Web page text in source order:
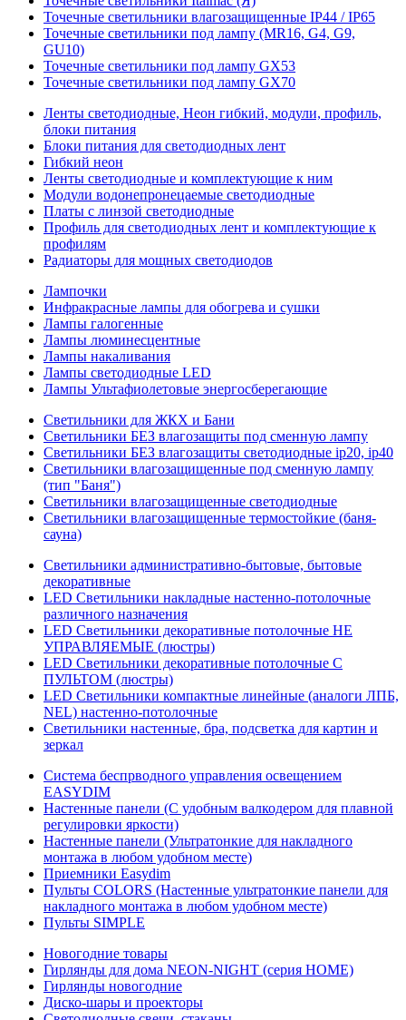
Точечные светильники влагозащищенные IP44 / IP65
Точечные светильники под лампу (MR16, G4, G9,
GU10)
Точечные светильники под лампу GX53
Точечные светильники под лампу GX70
Ленты светодиодные, Неон гибкий, модули, профиль,
блоки питания
Блоки питания для светодиодных лент
Гибкий неон
Ленты светодиодные и комплектующие к ним
Модули водонепронецаемые светодиодные
Платы с линзой светодиодные
Профиль для светодиодных лент и комплектующие к
профилям
Радиаторы для мощных светодиодов
Лампочки
Инфракрасные лампы для обогрева и сушки
Лампы галогенные
Лампы люминесцентные
Лампы накаливания
Лампы светодиодные LED
Лампы Ультафиолетовые энергосберегающие
Светильники для ЖКХ и Бани
Светильники БЕЗ влагозащиты под сменную лампу
Светильники БЕЗ влагозащиты светодиодные ip20, ip40
Светильники влагозащищенные под сменную лампу
(тип "Баня")
Светильники влагозащищенные светодиодные
Светильники влагозащищенные термостойкие (баня-
сауна)
Светильники административно-бытовые, бытовые
декоративные
LED Cветильники накладные настенно-потолочные
различного назначения
LED Светильники декоративные потолочные НЕ
УПРАВЛЯЕМЫЕ (люстры)
LED Светильники декоративные потолочные С
ПУЛЬТОМ (люстры)
LED Светильники компактные линейные (аналоги ЛПБ,
NEL) настенно-потолочные
Светильники настенные, бра, подсветка для картин и
зеркал
Система беспрводного управления освещением
EASYDIM
Настенные панели (С удобным валкодером для плавной
регулировки яркости)
Настенные панели (Ультратонкие для накладного
монтажа в любом удобном месте)
Приемники Easydim
Пульты COLORS (Настенные ультратонкие панели для
накладного монтажа в любом удобном месте)
Пульты SIMPLE
Новогодние товары
Гирлянды для дома NEON-NIGHT (серия HOME)
Гирлянды новогодние
Диско-шары и проекторы